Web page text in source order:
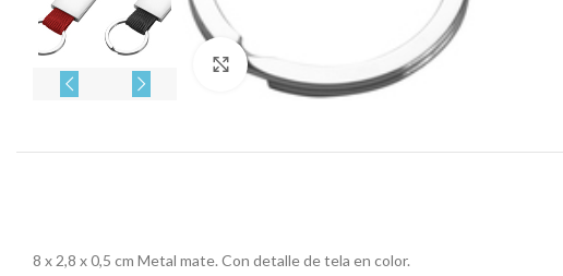
Click to enlarge
8 x 2,8 x 0,5 cm Metal mate. Con detalle de tela en color.